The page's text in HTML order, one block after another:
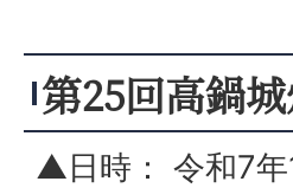
第25回高鍋
▲日時： 令和7年